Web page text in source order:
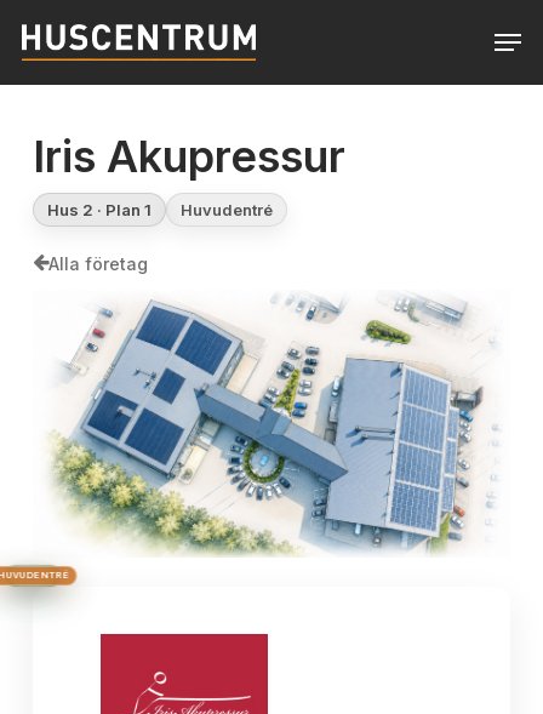
main
Iris Akupressur
Hus 2 · Plan 1 Huvudentré
Alla företag
HUS 1
HUS 2
HUS 3
BRON